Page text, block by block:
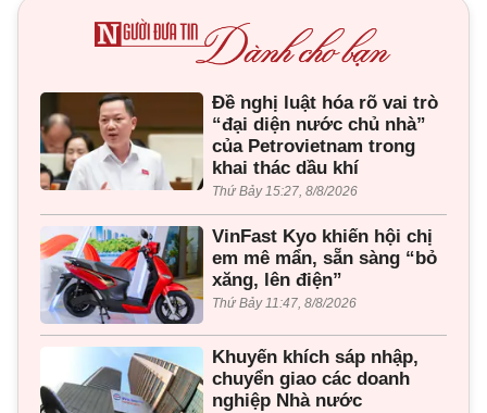
Đề nghị luật hóa rõ vai trò
“đại diện nước chủ nhà”
của Petrovietnam trong
khai thác dầu khí
Thứ Bảy 15:27, 8/8/2026
VinFast Kyo khiến hội chị
em mê mẩn, sẵn sàng “bỏ
xăng, lên điện”
Thứ Bảy 11:47, 8/8/2026
Khuyến khích sáp nhập,
chuyển giao các doanh
nghiệp Nhà nước